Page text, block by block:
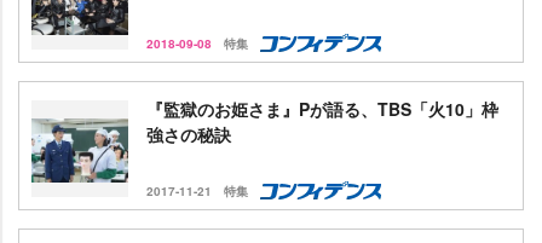
2018-09-08 特集
『監獄のお姫さま』Pが語る、TBS「火10」枠
強さの秘訣
2017-11-21 特集